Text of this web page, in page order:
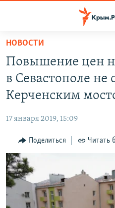
Вернуться
основному
содержанию
Вернутся
главной
навигации
Вернутся
поиску
11 ЛЕТ ОККУПАЦИИ КРЫМА. 11
ВОДА
ЕЩЕ
ИНТЕРАКТИВ
ИНФОГРАФИКА
ТЕЛЕПРОЕКТ КРЫМ.РЕАЛИИ
СОВЕТЫ ПРАВОЗАЩИТНИКОВ
РАДІО СВОБОДА
КАК ОБОЙТИ БЛОКИРОВКУ
Українською
Qırımtatar
НОВОСТИ
Повышение цен
в Севастополе не
Керченским
17 января 2019, 15:09
Поделиться Читать